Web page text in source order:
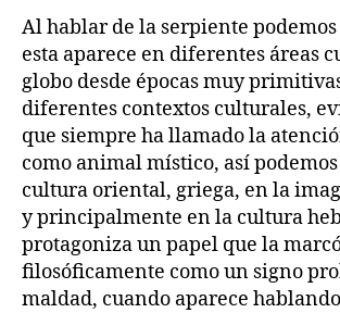
Al hablar de la serpiente
esta aparece en diferentes áreas
globo desde épocas muy
diferentes contextos culturales,
que siempre ha llamado la
como animal místico, así
cultura oriental, griega, en la
y principalmente en la cultura
protagoniza un papel que la
filosóficamente como un signo
maldad, cuando aparece